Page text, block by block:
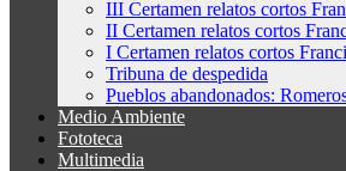
III Certamen relatos cortos
II Certamen relatos cortos
I Certamen relatos cortos
Tribuna de despedida
Pueblos abandonados:
Medio Ambiente
Fototeca
Multimedia